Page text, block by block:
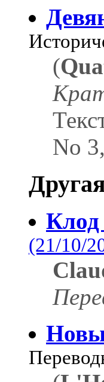
(
No
Клод
(21/10/